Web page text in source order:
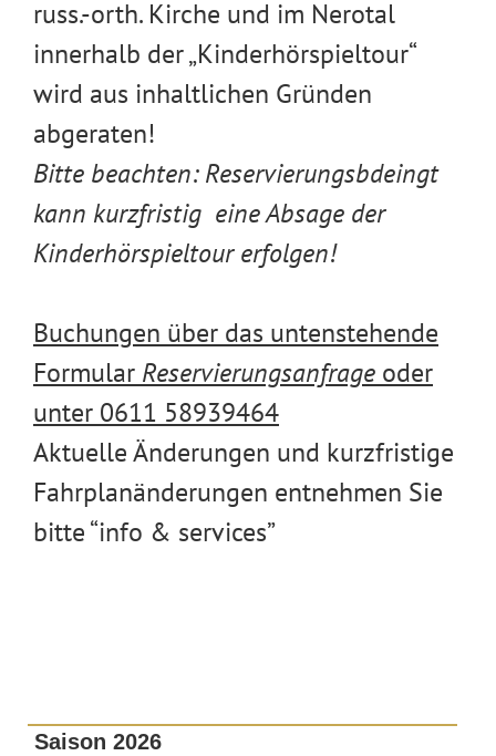
russ.-orth. Kirche und im Nerotal
innerhalb der „Kinderhörspieltour“
wird aus inhaltlichen Gründen
abgeraten!
Bitte beachten: Reservierungsbdeingt
kann kurzfristig eine Absage der
Kinderhörspieltour erfolgen!
Buchungen über das untenstehende
Formular Reservierungsanfrage oder
unter 0611 58939464
Aktuelle Änderungen und kurzfristige
Fahrplanänderungen entnehmen Sie
bitte “info & services”
Saison 2026